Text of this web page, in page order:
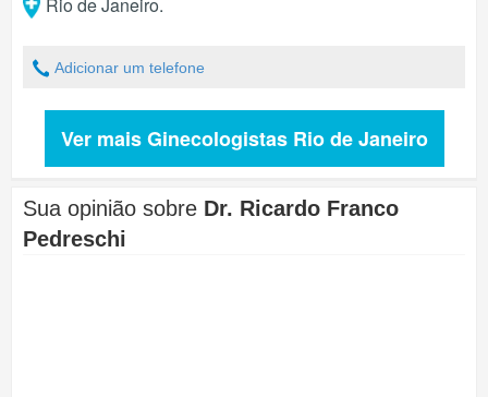
Adicionar um telefone
Ver mais Ginecologistas Rio de Janeiro
Sua opinião sobre Dr. Ricardo Franco
Pedreschi